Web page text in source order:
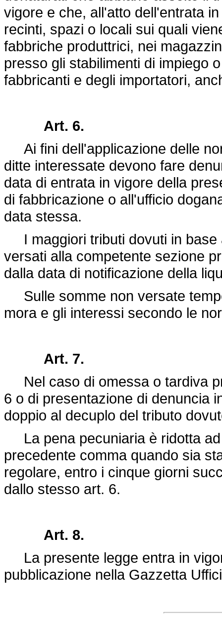
vigore e che, all'atto dell'entrata
recinti, spazi o locali sui quali
fabbriche produttrici, nei
presso gli stabilimenti di impiego
fabbricanti e degli importatori,
Art. 6.
Ai fini dell'applicazione delle
ditte interessate devono fare
data di entrata in vigore della
di fabbricazione o all'ufficio
data stessa.
I maggiori tributi dovuti in base
versati alla competente sezione
dalla data di notificazione della
Sulle somme non versate
mora e gli interessi secondo le
Art. 7.
Nel caso di omessa o tardiva
6 o di presentazione di denuncia
doppio al decuplo del tributo
La pena pecuniaria è ridotta
precedente comma quando sia
regolare, entro i cinque giorni
dallo stesso art. 6.
Art. 8.
La presente legge entra in
pubblicazione nella Gazzetta